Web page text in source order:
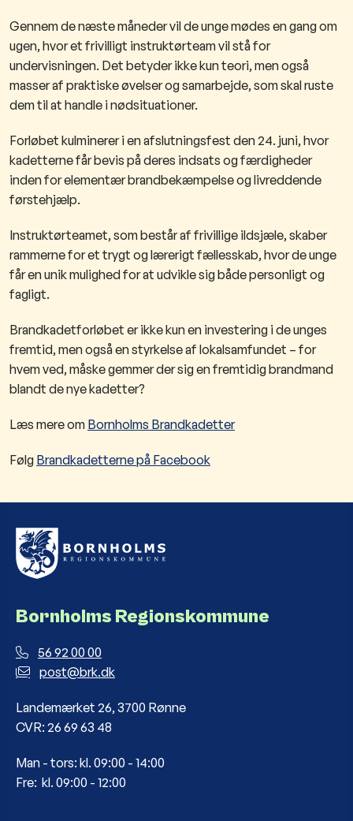
Gennem de næste måneder vil de unge mødes en gang om
ugen, hvor et frivilligt instruktørteam vil stå for
undervisningen. Det betyder ikke kun teori, men også
masser af praktiske øvelser og samarbejde, som skal ruste
dem til at handle i nødsituationer.
Forløbet kulminerer i en afslutningsfest den 24. juni, hvor
kadetterne får bevis på deres indsats og færdigheder
inden for elementær brandbekæmpelse og livreddende
førstehjælp.
Instruktørteamet, som består af frivillige ildsjæle, skaber
rammerne for et trygt og lærerigt fællesskab, hvor de unge
får en unik mulighed for at udvikle sig både personligt og
fagligt.
Brandkadetforløbet er ikke kun en investering i de unges
fremtid, men også en styrkelse af lokalsamfundet – for
hvem ved, måske gemmer der sig en fremtidig brandmand
blandt de nye kadetter?
Læs mere om Bornholms Brandkadetter
Følg Brandkadetterne på Facebook​
Bornholms Regionskommune
56 92 00 00
post@brk.dk
Landemærket 26, 3700 Rønne
CVR: 26 69 63 48
Man - tors: kl. 09:00 - 14:00
Fre: kl. 09:00 - 12:00